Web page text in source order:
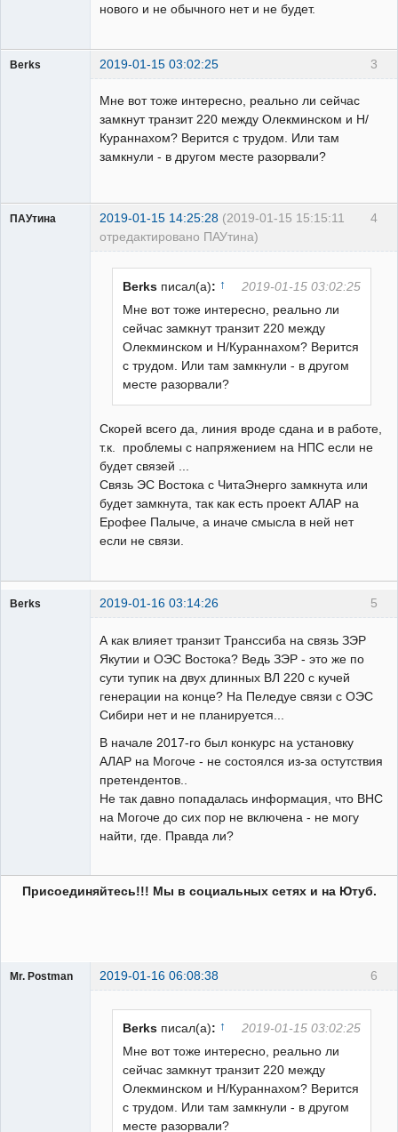
нового и не обычного нет и не будет.
3
Berks 2019-01-15 03:02:25
Мне вот тоже интересно, реально ли сейчас
замкнут транзит 220 между Олекминском и Н/
Кураннахом? Верится с трудом. Или там
замкнули - в другом месте разорвали?
4
ПАУтина 2019-01-15 14:25:28 (2019-01-15 15:15:11
отредактировано ПАУтина)
Berks писал(а): ↑
2019-01-15 03:02:25
Мне вот тоже интересно, реально ли
сейчас замкнут транзит 220 между
Олекминском и Н/Кураннахом? Верится
с трудом. Или там замкнули - в другом
месте разорвали?
Скорей всего да, линия вроде сдана и в работе,
т.к. проблемы с напряжением на НПС если не
будет связей ...
Связь ЭС Востока с ЧитаЭнерго замкнута или
будет замкнута, так как есть проект АЛАР на
Ерофее Палыче, а иначе смысла в ней нет
если не связи.
5
Berks 2019-01-16 03:14:26
А как влияет транзит Транссиба на связь ЗЭР
Якутии и ОЭС Востока? Ведь ЗЭР - это же по
сути тупик на двух длинных ВЛ 220 с кучей
генерации на конце? На Пеледуе связи с ОЭС
Сибири нет и не планируется...
В начале 2017-го был конкурс на установку
АЛАР на Могоче - не состоялся из-за остутствия
претендентов..
Не так давно попадалась информация, что ВНС
на Могоче до сих пор не включена - не могу
найти, где. Правда ли?
Присоединяйтесь!!! Мы в социальных сетях и на Ютуб.
6
Mr. Postman 2019-01-16 06:08:38
Berks писал(а): ↑
2019-01-15 03:02:25
Мне вот тоже интересно, реально ли
сейчас замкнут транзит 220 между
Олекминском и Н/Кураннахом? Верится
с трудом. Или там замкнули - в другом
месте разорвали?